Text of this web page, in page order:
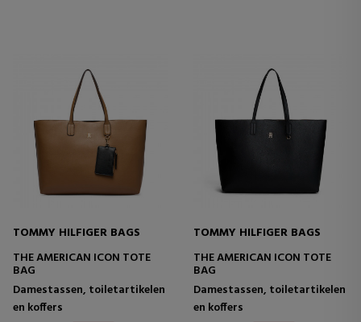
TOMMY HILFIGER BAGS
THE AMERICAN ICON TOTE
BAG
Damestassen, toiletartikelen
en koffers
TOMMY HILFIGER BAGS
THE AMERICAN ICON TOTE
BAG
Damestassen, toiletartikelen
en koffers